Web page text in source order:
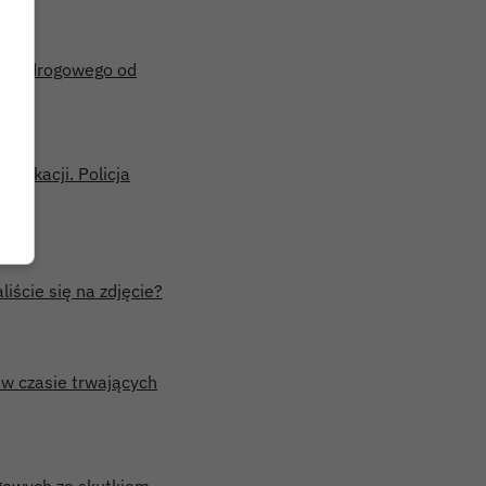
drogowego od
wakacji. Policja
się na zdjęcie?
czasie trwających